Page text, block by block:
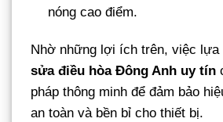
nóng cao điểm.
Nhờ những lợi ích trên, việc lựa
sửa điều hòa Đông Anh uy tín
pháp thông minh để đảm bảo
an toàn và bền bỉ cho thiết bị.